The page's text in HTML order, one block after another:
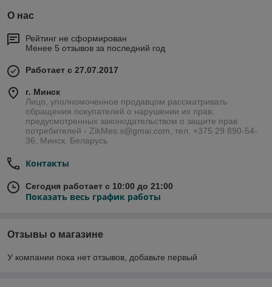
О нас
Рейтинг не сформирован
Менее 5 отзывов за последний год
Работает с 27.07.2017
г. Минск
Лицо, уполномоченное продавцом рассматривать
обращения покупателей о нарушении их прав,
предусмотренных законодательством о защите прав
потребителей - ZikMes.s@gmai.com, тел. +375 29 890-54-
36, Минск, Беларусь
Контакты
Сегодня работает с 10:00 до 21:00
Показать весь график работы
Отзывы о магазине
У компании пока нет отзывов, добавьте первый